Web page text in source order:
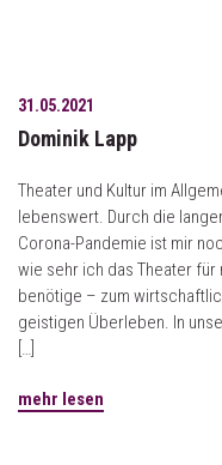
31.05.2021
Dominik Lapp
Theater und Kultur im
lebenswert. Durch die
Corona-Pandemie ist mir
wie sehr ich das Theater
benötige – zum
geistigen Überleben. In
[…]
mehr lesen